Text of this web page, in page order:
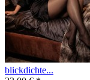
blickdichte...